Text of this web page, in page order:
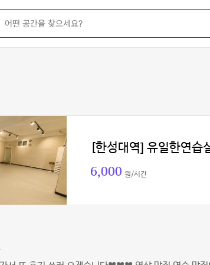
[한성대역] 유일한연습
6,000 원/시간